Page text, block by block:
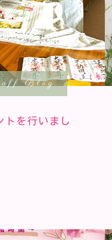
Blog
を行いまし